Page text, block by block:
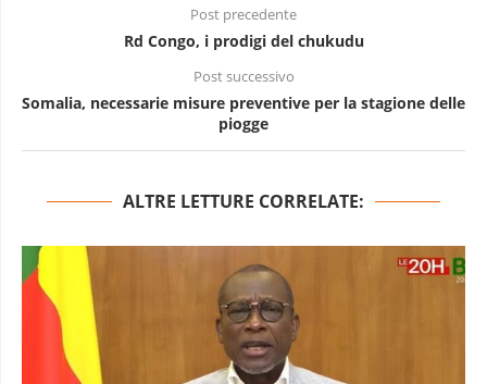
Post precedente
Rd Congo, i prodigi del chukudu
Post successivo
Somalia, necessarie misure preventive per la stagione delle
piogge
ALTRE LETTURE CORRELATE: